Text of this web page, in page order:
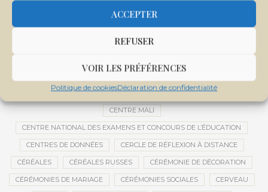
ACCEPTER
REFUSER
VOIR LES PRÉFÉRENCES
Politique de cookiesDéclaration de confidentialité
CENTRALE SOLAIRE DE SANANKOROBA
CENTRE INTERNATIONAL DE CONFÉRENCES DE BAMAKO
CENTRE MALI
CENTRE NATIONAL DES EXAMENS ET CONCOURS DE L’ÉDUCATION
CENTRES DE DONNÉES CERCLE DE RÉFLEXION À DISTANCE
CÉRÉALES CÉRÉALES RUSSES CÉRÉMONIE DE DÉCORATION
CÉRÉMONIES DE MARIAGE CÉRÉMONIES SOCIALES CERVEAU